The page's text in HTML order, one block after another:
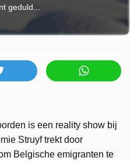
geduld...
is een reality show bij
Struyf trekt door
Belgische emigranten te